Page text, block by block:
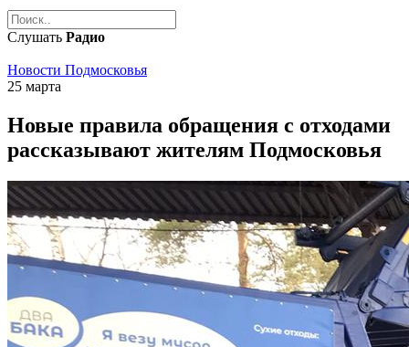
Слушать Радио
Новости Подмосковья
25 марта
Новые правила обращения с отходами
рассказывают жителям Подмосковья